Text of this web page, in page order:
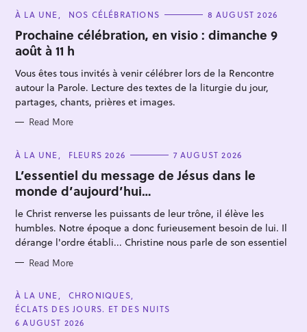
C
T
E
G
O
R
I
E
S
À LA UNE NOS CÉLÉBRATIONS 8 AUGUST 2026
Prochaine célébration, en visio : dimanche 9
août à 11 h
Vous êtes tous invités à venir célébrer lors de la Rencontre
autour la Parole. Lecture des textes de la liturgie du jour,
partages, chants, prières et images.
Read More
C
T
E
G
O
R
I
E
S
À LA UNE FLEURS 2026 7 AUGUST 2026
L’essentiel du message de Jésus dans le
monde d’aujourd’hui…
le Christ renverse les puissants de leur trône, il élève les
humbles. Notre époque a donc furieusement besoin de lui. Il
dérange l'ordre établi... Christine nous parle de son essentiel
Read More
C
A
T
E
À LA UNE
CHRONIQUES
ÉCLATS DES JOURS. ET DES NUITS
6 AUGUST 2026
e
a
r
c
h
f
o
: